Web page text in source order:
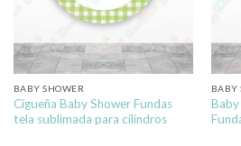
BABY SHOWER
Cigueña Baby Shower Fundas
tela sublimada para cilindros
BABY
Baby